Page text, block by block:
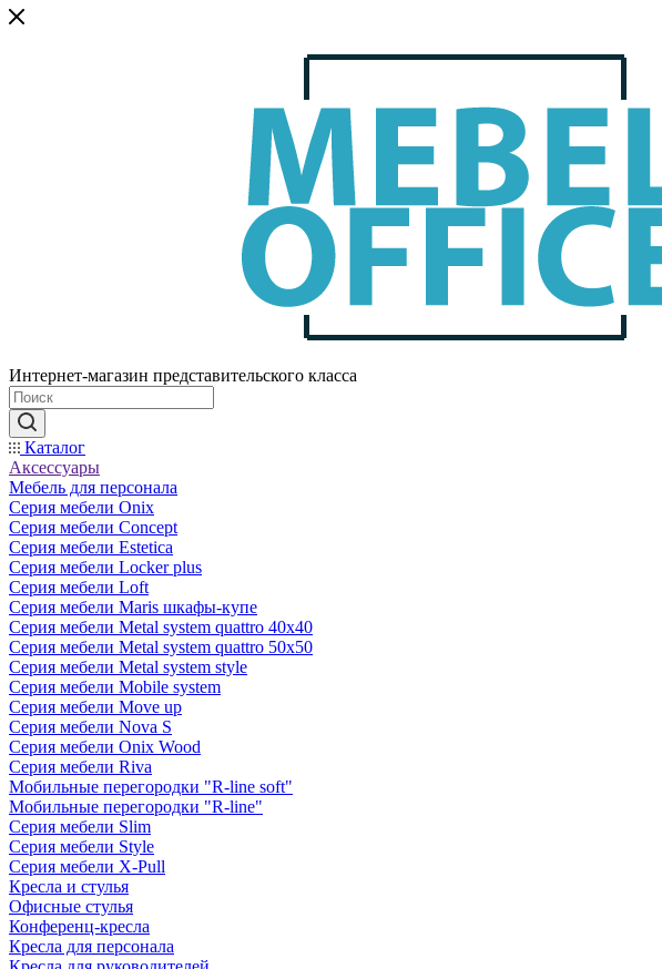
Интернет-магазин представительского класса
Каталог
Аксессуары
Мебель для персонала
Серия мебели Onix
Серия мебели Concept
Серия мебели Estetica
Серия мебели Locker plus
Серия мебели Loft
Серия мебели Maris шкафы-купе
Серия мебели Metal system quattro 40x40
Серия мебели Metal system quattro 50x50
Серия мебели Metal system style
Серия мебели Mobile system
Серия мебели Move up
Серия мебели Nova S
Серия мебели Onix Wood
Серия мебели Riva
Мобильные перегородки "R-line soft"
Мобильные перегородки "R-line"
Серия мебели Slim
Серия мебели Style
Серия мебели X-Pull
Кресла и стулья
Офисные стулья
Конференц-кресла
Кресла для персонала